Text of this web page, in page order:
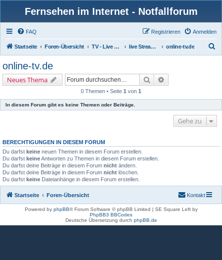
Fernsehen im Internet - Notfallforum
FAQ Anmelden
Registrieren
Startseite Foren-Übersicht TV - Live & auf Abruf live Streaming online-tv.de
online-tv.de
Neues Thema Suche
0 Themen • Seite 1 von 1
In diesem Forum gibt es keine Themen oder Beiträge.
Gehe zu
BERECHTIGUNGEN IN DIESEM FORUM
Du darfst keine neuen Themen in diesem Forum erstellen.
Du darfst keineAntworten zu Themen in diesem Forum erstellen.
Du darfst deine Beiträge in diesem Forum nicht ändern.
Du darfst deine Beiträge in diesem Forum nicht löschen.
Du darfst keine Dateianhänge in diesem Forum erstellen.
Startseite Foren-Übersicht Kontakt
Powered by phpBB® Forum Software © phpBB Limited | SE Square Left by
PhpBB3 BBCodes
Deutsche Übersetzung durch phpBB.de